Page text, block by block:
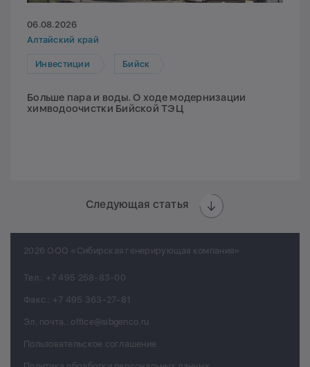
06.08.2026
Алтайский край
Инвестиции Бийск
Больше пара и воды. О ходе модернизации
химводоочистки Бийской ТЭЦ
Следующая статья
2026 ООО «Сибирская генерирующая компания»
Тел.: +7 495 258-83-00
Факс.: +7 495 363-27-81
Эл. почта.: office@sibgenco.ru
Пользовательское соглашение